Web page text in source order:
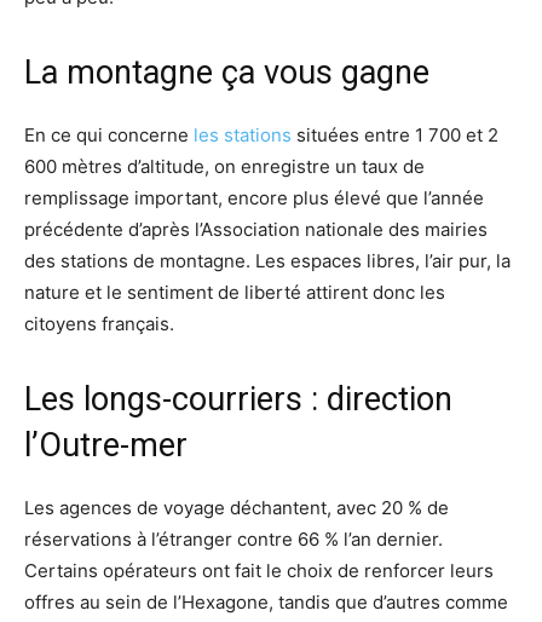
La montagne ça vous gagne
En ce qui concerne les stations situées entre 1 700 et 2
600 mètres d’altitude, on enregistre un taux de
remplissage important, encore plus élevé que l’année
précédente d’après l’Association nationale des mairies
des stations de montagne. Les espaces libres, l’air pur, la
nature et le sentiment de liberté attirent donc les
citoyens français.
Les longs-courriers : direction
l’Outre-mer
Les agences de voyage déchantent, avec 20 % de
réservations à l’étranger contre 66 % l’an dernier.
Certains opérateurs ont fait le choix de renforcer leurs
offres au sein de l’Hexagone, tandis que d’autres comme